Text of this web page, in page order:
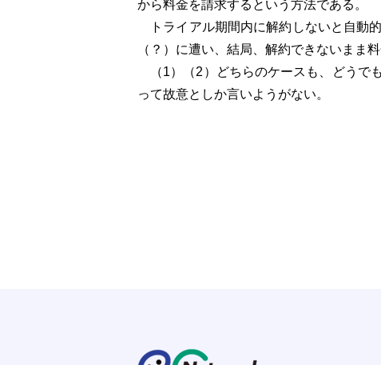
から料金を請求するという方法である。
トライアル期間内に解約しないと自動
（？）に遭い、結局、解約できないまま
（1）（2）どちらのケースも、どうで
って故意としか言いようがない。